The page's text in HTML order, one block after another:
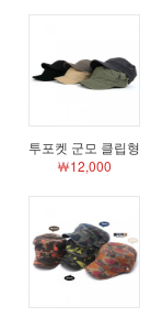
투포켓 군모 클립형
￦12,000